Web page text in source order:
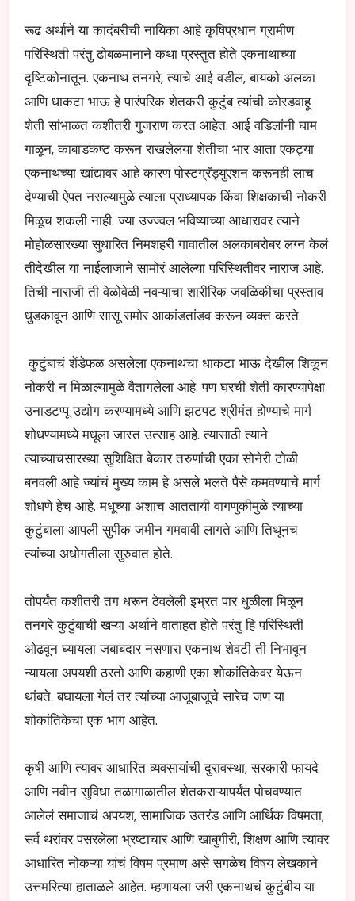
रूढ अर्थाने या कादंबरीची नायिका आहे कृषिप्रधान ग्रामीण
परिस्थिती परंतु ढोबळमानाने कथा प्रस्तुत होते एकनाथाच्या
दृष्टिकोनातून. एकनाथ तनगरे, त्याचे आई वडील, बायको अलका
आणि धाकटा भाऊ हे पारंपरिक शेतकरी कुटुंब त्यांची कोरडवाहू
शेती सांभाळत कशीतरी गुजराण करत आहेत. आई वडिलांनी घाम
गाळून, काबाडकष्ट करून राखलेलया शेतीचा भार आता एकट्या
एकनाथच्या खांद्यावर आहे कारण पोस्टग्रॅड्युएशन करूनही लाच
देण्याची ऐपत नसल्यामुळे त्याला प्राध्यापक किंवा शिक्षकाची नोकरी
मिळूच शकली नाही. ज्या उज्ज्वल भविष्याच्या आधारावर त्याने
मोहोळसारख्या सुधारित निमशहरी गावातील अलकाबरोबर लग्न केलं
तीदेखील या नाईलाजाने सामोरं आलेल्या परिस्थितीवर नाराज आहे.
तिची नाराजी ती वेळोवेळी नवऱ्याचा शारीरिक जवळिकीचा प्रस्ताव
धुडकावून आणि सासू समोर आकांडतांडव करून व्यक्त करते.
कुटुंबाचं शेंडेफळ असलेला एकनाथचा धाकटा भाऊ देखील शिकून
नोकरी न मिळाल्यामुळे वैतागलेला आहे. पण घरची शेती कारण्यापेक्षा
उनाडटप्पू उद्योग करण्यामध्ये आणि झटपट श्रीमंत होण्याचे मार्ग
शोधण्यामध्ये मधूला जास्त उत्साह आहे. त्यासाठी त्याने
त्याच्याचसारख्या सुशिक्षित बेकार तरुणांची एका सोनेरी टोळी
बनवली आहे ज्यांचं मुख्य काम हे असले भलते पैसे कमवण्याचे मार्ग
शोधणे हेच आहे. मधूच्या अशाच आततायी वागणुकीमुळे त्याच्या
कुटुंबाला आपली सुपीक जमीन गमवावी लागते आणि तिथूनच
त्यांच्या अधोगतीला सुरुवात होते.
तोपर्यंत कशीतरी तग धरून ठेवलेली इभ्रत पार धुळीला मिळून
तनगरे कुटुंबाची खऱ्या अर्थाने वाताहत होते परंतु हि परिस्थिती
ओढवून घ्यायला जबाबदार नसणारा एकनाथ शेवटी ती निभावून
न्यायला अपयशी ठरतो आणि कहाणी एका शोकांतिकेवर येऊन
थांबते. बघायला गेलं तर त्यांच्या आजूबाजूचे सारेच जण या
शोकांतिकेचा एक भाग आहेत.
कृषी आणि त्यावर आधारित व्यवसायांची दुरावस्था, सरकारी फायदे
आणि नवीन सुविधा तळागाळातील शेतकराऱ्यापर्यंत पोचवण्यात
आलेलं समाजाचं अपयश, सामाजिक उतरंड आणि आर्थिक विषमता,
सर्व थरांवर पसरलेला भ्रष्टाचार आणि खाबुगीरी, शिक्षण आणि त्यावर
आधारित नोकऱ्या यांचं विषम प्रमाण असे सगळेच विषय लेखकाने
उत्तमरित्या हाताळले आहेत. म्हणायला जरी एकनाथचं कुटुंबीय या